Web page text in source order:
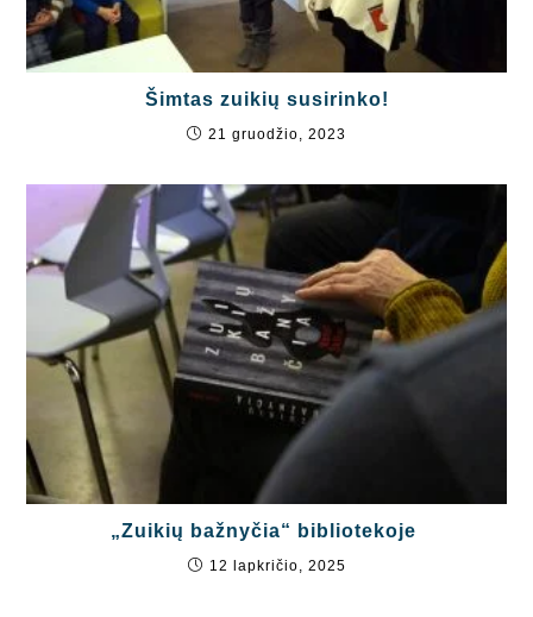
Šimtas zuikių susirinko!
21 gruodžio, 2023
„Zuikių bažnyčia“ bibliotekoje
12 lapkričio, 2025